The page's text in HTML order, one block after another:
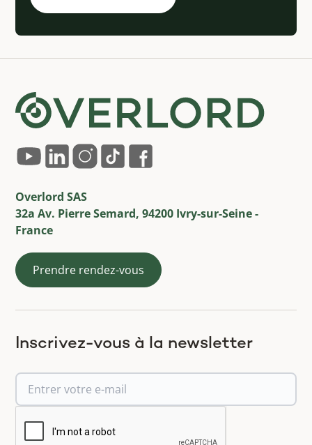
Overlord SAS
32a Av. Pierre Semard, 94200 Ivry-sur-Seine -
France
Prendre rendez-vous
Inscrivez-vous à la newsletter